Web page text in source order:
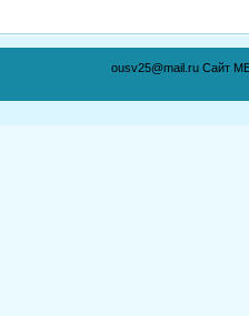
ousv25@mail.ru Сайт